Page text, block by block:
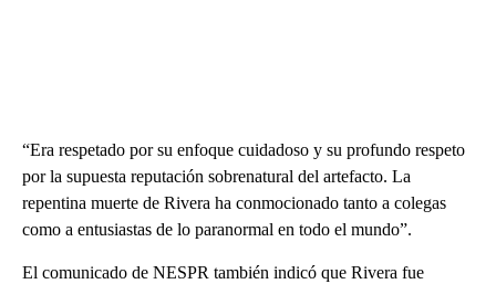
“Era respetado por su enfoque cuidadoso y su profundo respeto
por la supuesta reputación sobrenatural del artefacto. La
repentina muerte de Rivera ha conmocionado tanto a colegas
como a entusiastas de lo paranormal en todo el mundo”.
El comunicado de NESPR también indicó que Rivera fue